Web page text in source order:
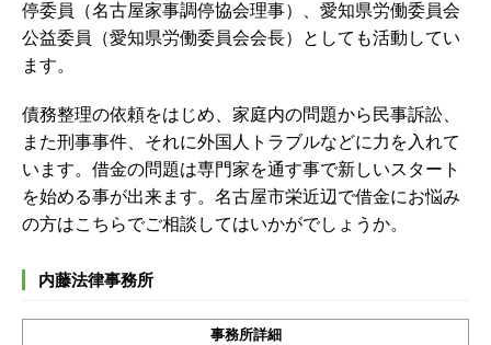
停委員（名古屋家事調停協会理事）、愛知県労働委員会
公益委員（愛知県労働委員会会長）としても活動してい
ます。
債務整理の依頼をはじめ、家庭内の問題から民事訴訟、
また刑事事件、それに外国人トラブルなどに力を入れて
います。借金の問題は専門家を通す事で新しいスタート
を始める事が出来ます。名古屋市栄近辺で借金にお悩み
の方はこちらでご相談してはいかがでしょうか。
内藤法律事務所
事務所詳細